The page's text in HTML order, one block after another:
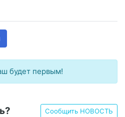
будет первым!
Сообщить НОВОСТЬ